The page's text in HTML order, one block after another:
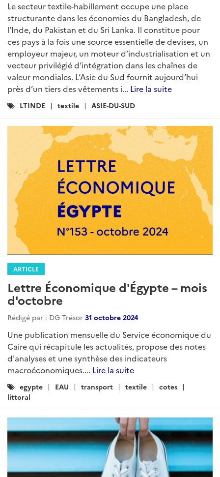
Le secteur textile-habillement occupe une place
structurante dans les économies du Bangladesh, de
l’Inde, du Pakistan et du Sri Lanka. Il constitue pour
ces pays à la fois une source essentielle de devises, un
employeur majeur, un moteur d’industrialisation et un
vecteur privilégié d’intégration dans les chaînes de
valeur mondiales. L’Asie du Sud fournit aujourd’hui
près d’un tiers des vêtements i... Lire la suite
Catégories
LTINDE textile ASIE-DU-SUD
ARTICLE
Lettre Économique d'Égypte – mois
d'octobre
Rédigé par : DG Trésor 31 octobre 2024
Une publication mensuelle du Service économique du
Caire qui récapitule les actualités, propose des notes
d'analyses et une synthèse des indicateurs
macroéconomiques.... Lire la suite
Catégories
:
egypte EAU transport textile
cotes
littoral